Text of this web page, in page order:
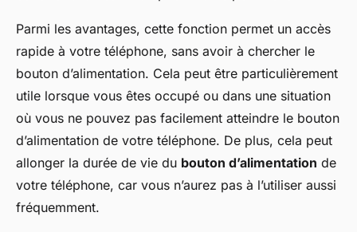
Parmi les avantages, cette fonction permet un accès
rapide à votre téléphone, sans avoir à chercher le
bouton d’alimentation. Cela peut être particulièrement
utile lorsque vous êtes occupé ou dans une situation
où vous ne pouvez pas facilement atteindre le bouton
d’alimentation de votre téléphone. De plus, cela peut
allonger la durée de vie du bouton d’alimentation de
votre téléphone, car vous n’aurez pas à l’utiliser aussi
fréquemment.